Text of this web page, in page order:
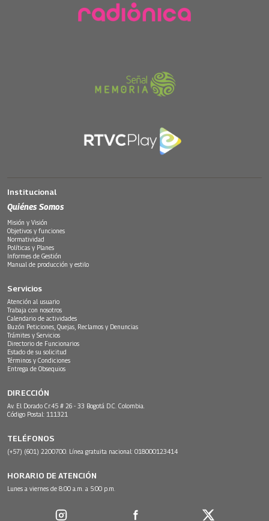
Institucional
Quiénes Somos
Misión y Visión
Objetivos y funciones
Normatividad
Políticas y Planes
Informes de Gestión
Manual de producción y estilo
Servicios
Atención al usuario
Trabaja con nosotros
Calendario de actividades
Buzón Peticiones, Quejas, Reclamos y Denuncias
Trámites y Servicios
Directorio de Funcionarios
Estado de su solicitud
Términos y Condiciones
Entrega de Obsequios
DIRECCIÓN
Av. El Dorado Cr.45 # 26 - 33 Bogotá D.C. Colombia.
Código Postal: 111321
TELÉFONOS
(+57) (601) 2200700. Línea gratuita nacional: 018000123414
HORARIO DE ATENCIÓN
Lunes a viernes de 8:00 a.m. a 5:00 p.m.